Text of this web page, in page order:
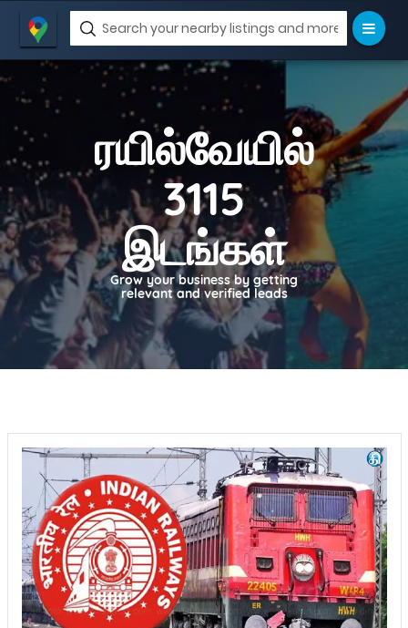
ரயில்வேயில்
3115
இடங்கள்
Grow your business by getting
relevant and verified leads